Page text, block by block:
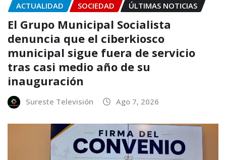
ACTUALIDAD SOCIEDAD ÚLTIMAS NOTICIAS
El Grupo Municipal Socialista
denuncia que el ciberkiosco
municipal sigue fuera de servicio
tras casi medio año de su
inauguración
Sureste Televisión Ago 7, 2026